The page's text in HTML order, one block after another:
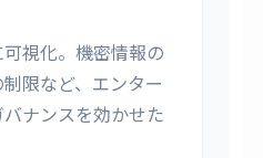
視化。機密情報の
限など、エンター
ナンスを効かせた